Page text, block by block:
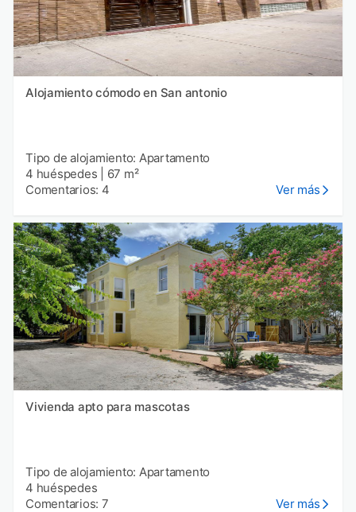
Alojamiento cómodo en San antonio
Tipo de alojamiento: Apartamento
4 huéspedes
67 m²
Comentarios: 4
Ver más
Vivienda apto para mascotas
Tipo de alojamiento: Apartamento
4 huéspedes
Comentarios: 7
Ver más